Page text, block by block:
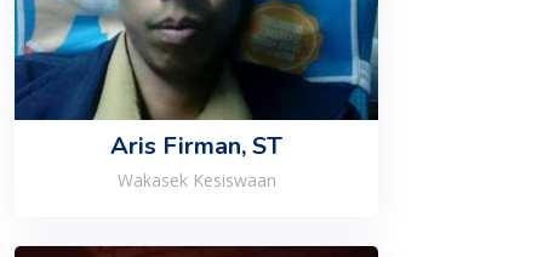
Aris Firman, ST
Wakasek Kesiswaan